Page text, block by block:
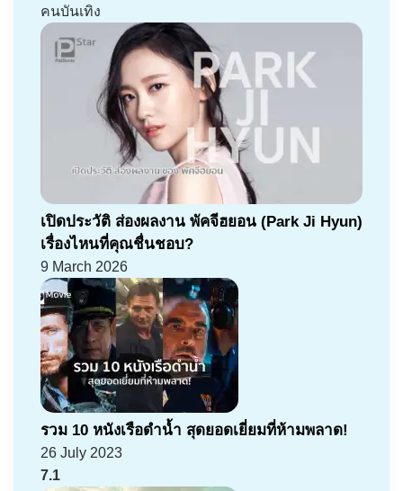
คนบันเทิง
เปิดประวัติ ส่องผลงาน พัคจีฮยอน (Park Ji Hyun)
เรื่องไหนที่คุณชื่นชอบ?
9 March 2026
รวม 10 หนังเรือดำน้ำ สุดยอดเยี่ยมที่ห้ามพลาด!
26 July 2023
7.1